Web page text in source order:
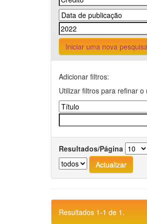
Iniciar uma nova
Adicionar filtros:
Utilizar filtros para refinar
Resultados/Página
Resultados 1-1 de 1.